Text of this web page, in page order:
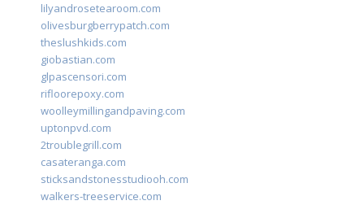
lilyandrosetearoom.com
olivesburgberrypatch.com
theslushkids.com
giobastian.com
glpascensori.com
rifloorepoxy.com
woolleymillingandpaving.com
uptonpvd.com
2troublegrill.com
casateranga.com
sticksandstonesstudiooh.com
walkers-treeservice.com